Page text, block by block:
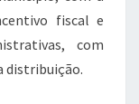
fiscal e
com
distribuição.